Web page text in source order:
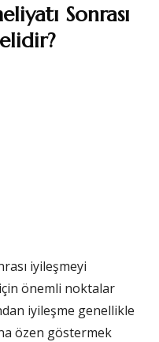
Sonrası
iyileşmeyi
önemli noktalar
iyileşme genellikle
özen göstermek